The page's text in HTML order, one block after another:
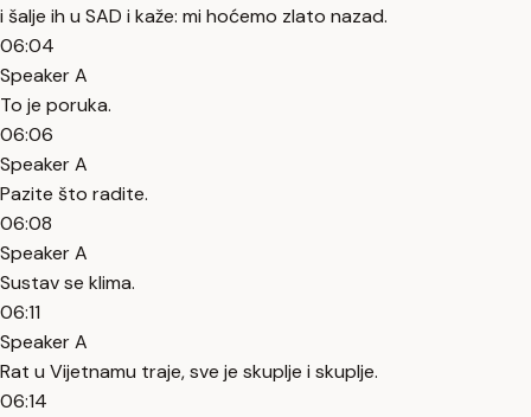
i šalje ih u SAD i kaže: mi hoćemo zlato nazad.
06:04
Speaker A
To je poruka.
06:06
Speaker A
Pazite što radite.
06:08
Speaker A
Sustav se klima.
06:11
Speaker A
Rat u Vijetnamu traje, sve je skuplje i skuplje.
06:14